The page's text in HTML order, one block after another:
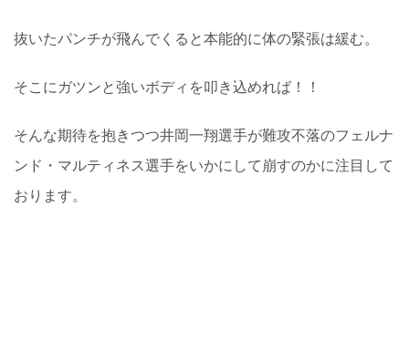
抜いたパンチが飛んでくると本能的に体の緊張は緩む。
そこにガツンと強いボディを叩き込めれば！！
そんな期待を抱きつつ井岡一翔選手が難攻不落のフェルナ
ンド・マルティネス選手をいかにして崩すのかに注目して
おります。